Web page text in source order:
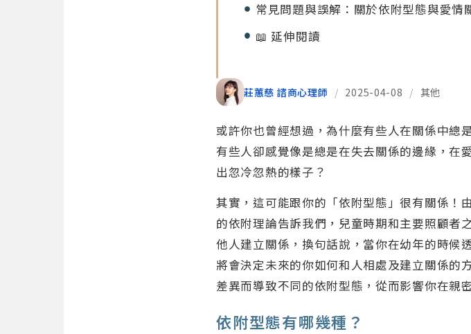
常見問題與誤解：關於依附型態與愛情
📖 延伸閱讀
莊蕙慈 諮商心理師 / 2025-04-08 / 其他
或許你也曾經想過，為什麼有些人在關係中總
有些人卻感覺像是總是在失去關係的邊緣，在
出忽冷忽熱的樣子？
其實，這可能跟你的「依附型態」很有關係
的依附理論告訴我們，兒童時期和主要照顧者
他人建立關係，換句話說，當你在幼年的時候
將會決定未來的你如何和人相處及建立關係的
差異而導致不同的依附型態，從而影響你在親
依附型態有哪幾種？